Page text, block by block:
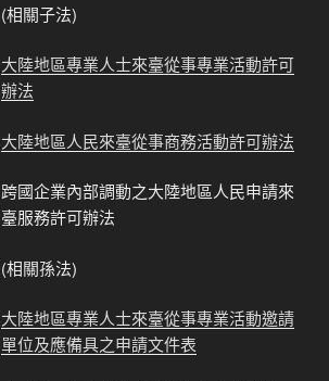
(相關子法)
大陸地區專業人士來臺從事專業活動許可
辦法
大陸地區人民來臺從事商務活動許可辦法
跨國企業內部調動之大陸地區人民申請來
臺服務許可辦法
(相關孫法)
大陸地區專業人士來臺從事專業活動邀請
單位及應備具之申請文件表